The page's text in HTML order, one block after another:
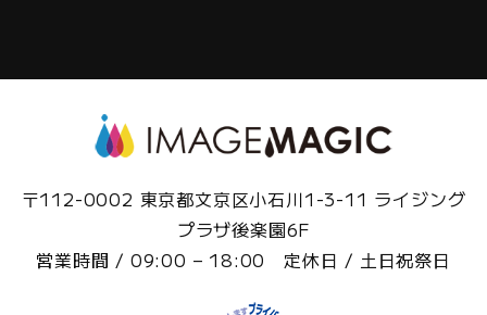
〒112-0002 東京都文京区小石川1-3-11 ライジング
プラザ後楽園6F
営業時間 / 09:00 – 18:00 定休日 / 土日祝祭日